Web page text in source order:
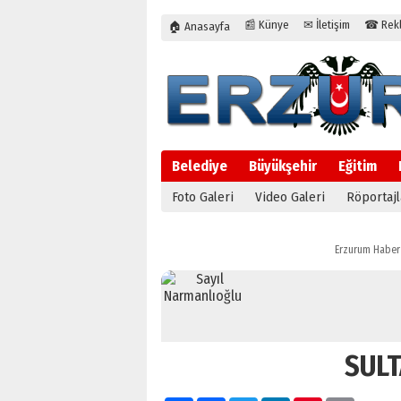
🏠 Anasayfa 📰 Künye ✉ İletişim ☎
Belediye Büyükşehir Eğitim
Foto Galeri Video Galeri
Erzurum